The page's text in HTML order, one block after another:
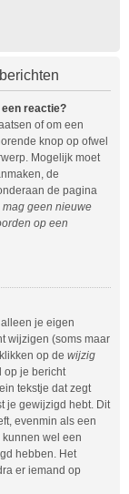
reactie?
of om een
knop op ofwel
Mogelijk moet
de
de pagina
mag geen nieuwe
op een
je eigen
wijzigen (soms maar
op de wijzig
op je bericht
tekstje dat zegt
je gewijzigd hebt. Dit
evenmin als een
wel een
hebben. Het
er iemand op